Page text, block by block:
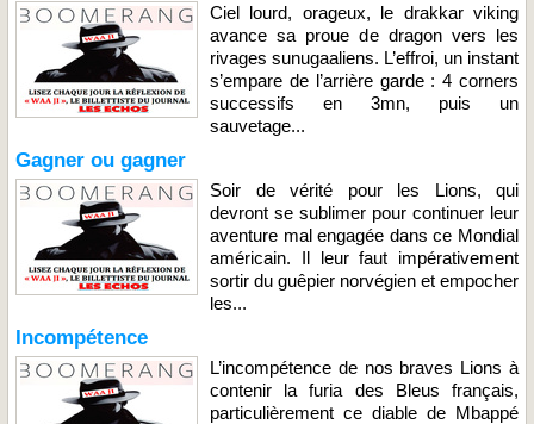
Ciel lourd, orageux, le drakkar viking
avance sa proue de dragon vers les
rivages sunugaaliens. L’effroi, un instant
s’empare de l’arrière garde : 4 corners
successifs en 3mn, puis un
sauvetage...
Gagner ou gagner
Soir de vérité pour les Lions, qui
devront se sublimer pour continuer leur
aventure mal engagée dans ce Mondial
américain. Il leur faut impérativement
sortir du guêpier norvégien et empocher
les...
Incompétence
L’incompétence de nos braves Lions à
contenir la furia des Bleus français,
particulièrement ce diable de Mbappé